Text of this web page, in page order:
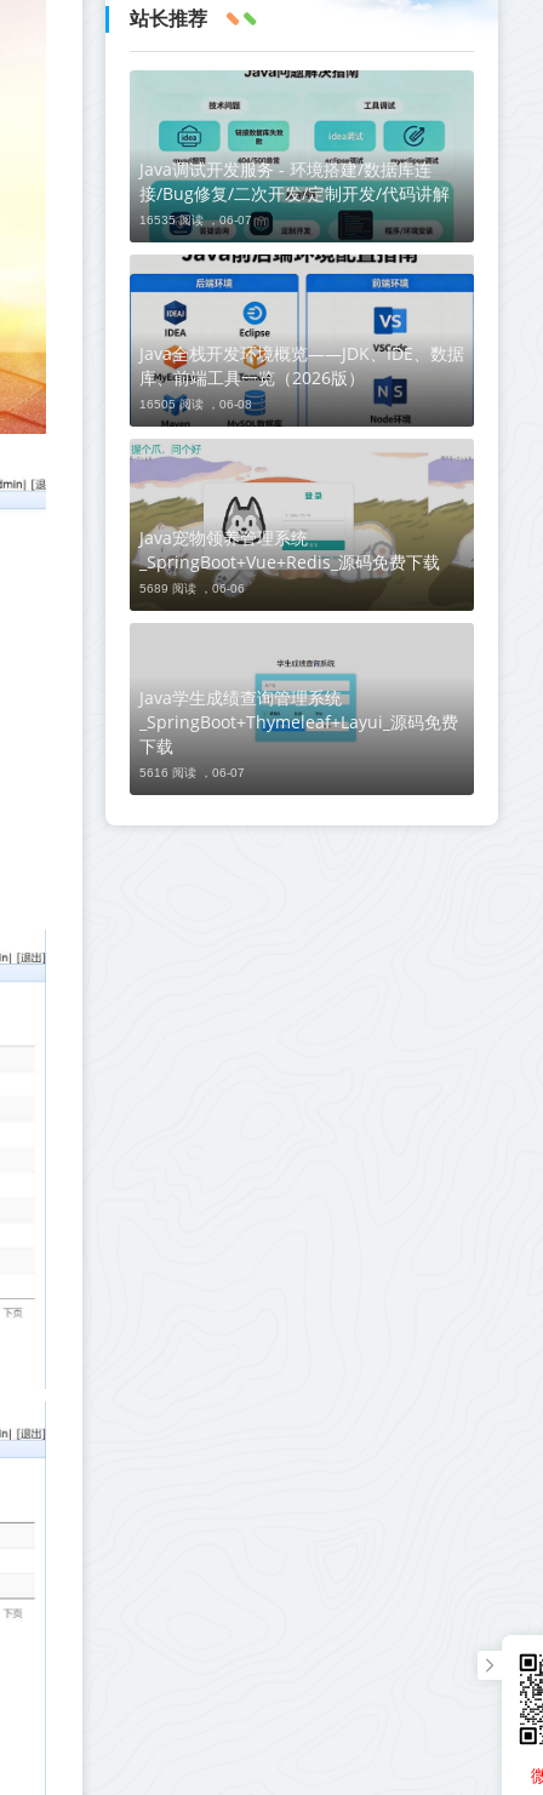
站长推荐
Java调试开发服务 - 环境搭建/数据库连
接/Bug修复/二次开发/定制开发/代码讲解
16535 阅读 ，06-07
Java全栈开发环境概览——JDK、IDE、数据
库、前端工具一览（2026版）
16505 阅读 ， 06-08
Java宠物领养管理系统
_SpringBoot+Vue+Redis_源码免费下载
5689 阅读 ， 06-06
Java学生成绩查询管理系统
_SpringBoot+Thymeleaf+Layui_源码免费
下载
5616 阅读 ， 06-07